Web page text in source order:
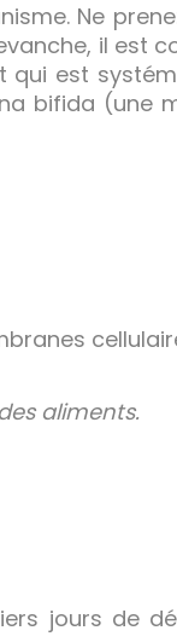
Ne
il est
qui est
bifida (une
aliments.
jours de